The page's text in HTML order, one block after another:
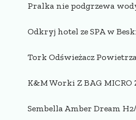
Pralka nie podgrzewa
Odkryj hotel ze SPA w
Tork Odświeżacz
K&M Worki Z BAG MICRO
Sembella Amber Dream